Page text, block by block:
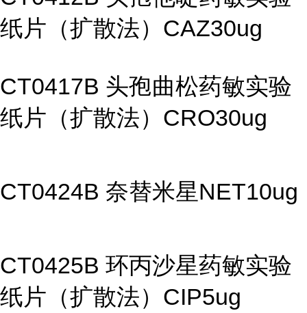
纸片（扩散法）CAZ30ug
CT0417B 头孢曲松药敏实验
纸片（扩散法）CRO30ug
CT0424B 奈替米星NET10ug
CT0425B 环丙沙星药敏实验
纸片（扩散法）CIP5ug